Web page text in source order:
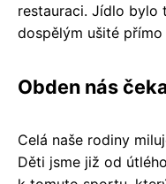
restauraci. Jídlo bylo
dospělým ušité přímo
Obden nás
Celá naše rodiny
Děti jsme již od